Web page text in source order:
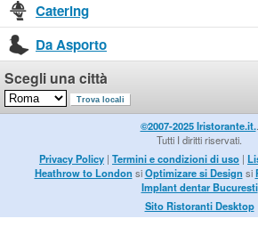
Catering
Da Asporto
Scegli una città
©2007-2025 Iristorante.it..
Tutti I diritti riservati.
Privacy Policy | Termini e condizioni di uso |
Heathrow to London siOptimizare si Design si
Implant dentar Bucuresti
Sito Ristoranti Desktop